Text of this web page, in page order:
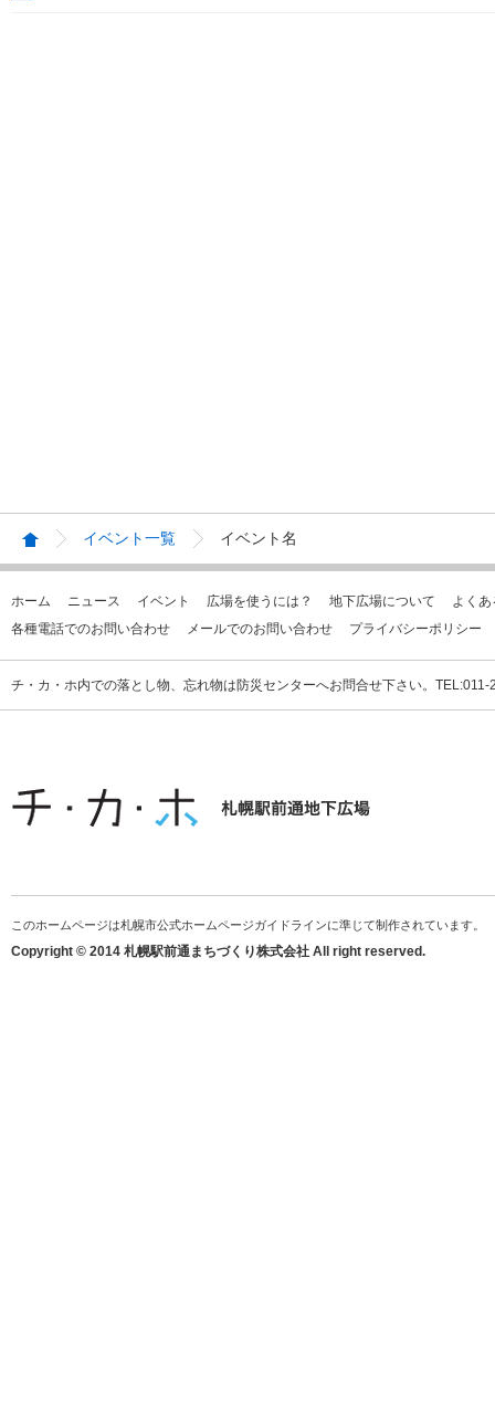
イベント一覧 イベント名
ホーム ニュース イベント 広場を使うには？ 地下広場について
よく
各種電話でのお問い合わせ
メールでのお問い合わせ プライバシーポリシー
チ・カ・ホ内での落とし物、忘れ物は防災センターへお問合せ下さい。
このホームページは札幌市公式ホームページガイドラインに準じて制作されています。
Copyright © 2014 札幌駅前通まちづくり株式会社 All right reserved.